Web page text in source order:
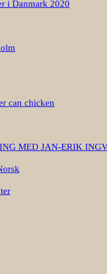
i Danmark 2020
can chicken
MED JAN-ERIK